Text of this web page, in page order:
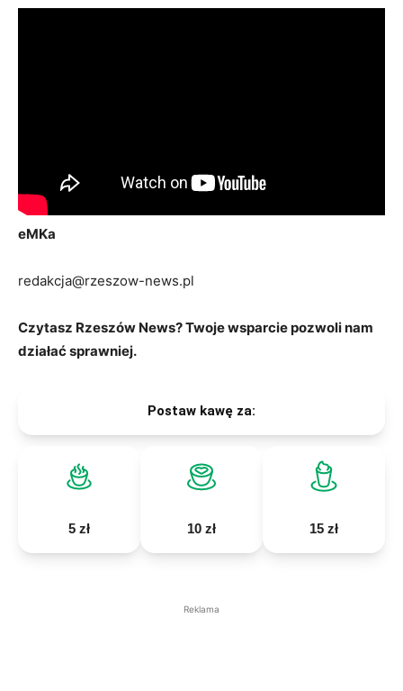
eMKa
redakcja@rzeszow-news.pl
Czytasz Rzeszów News? Twoje wsparcie pozwoli nam
działać sprawniej.
Postaw kawę za:
5 zł 10 zł 15 zł
Reklama